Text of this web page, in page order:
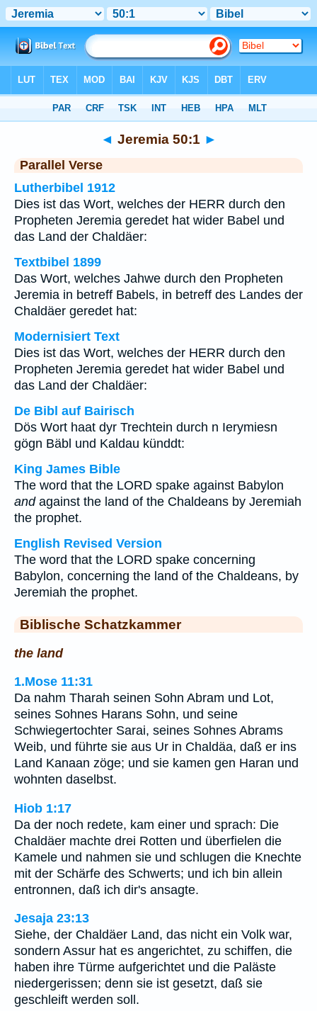
◄ Jeremia 50:1 ►
Parallel Verse
Lutherbibel 1912
Dies ist das Wort, welches der HERR durch den
Propheten Jeremia geredet hat wider Babel und
das Land der Chaldäer:
Textbibel 1899
Das Wort, welches Jahwe durch den Propheten
Jeremia in betreff Babels, in betreff des Landes der
Chaldäer geredet hat:
Modernisiert Text
Dies ist das Wort, welches der HERR durch den
Propheten Jeremia geredet hat wider Babel und
das Land der Chaldäer:
De Bibl auf Bairisch
Dös Wort haat dyr Trechtein durch n Ierymiesn
gögn Bäbl und Kaldau künddt:
King James Bible
The word that the LORD spake against Babylon
andagainst the land of the Chaldeans by Jeremiah
the prophet.
English Revised Version
The word that the LORD spake concerning
Babylon, concerning the land of the Chaldeans, by
Jeremiah the prophet.
Biblische Schatzkammer
the land
1.Mose 11:31
Da nahm Tharah seinen Sohn Abram und Lot,
seines Sohnes Harans Sohn, und seine
Schwiegertochter Sarai, seines Sohnes Abrams
Weib, und führte sie aus Ur in Chaldäa, daß er ins
Land Kanaan zöge; und sie kamen gen Haran und
wohnten daselbst.
Hiob 1:17
Da der noch redete, kam einer und sprach: Die
Chaldäer machte drei Rotten und überfielen die
Kamele und nahmen sie und schlugen die Knechte
mit der Schärfe des Schwerts; und ich bin allein
entronnen, daß ich dir's ansagte.
Jesaja 23:13
Siehe, der Chaldäer Land, das nicht ein Volk war,
sondern Assur hat es angerichtet, zu schiffen, die
haben ihre Türme aufgerichtet und die Paläste
niedergerissen; denn sie ist gesetzt, daß sie
geschleift werden soll.